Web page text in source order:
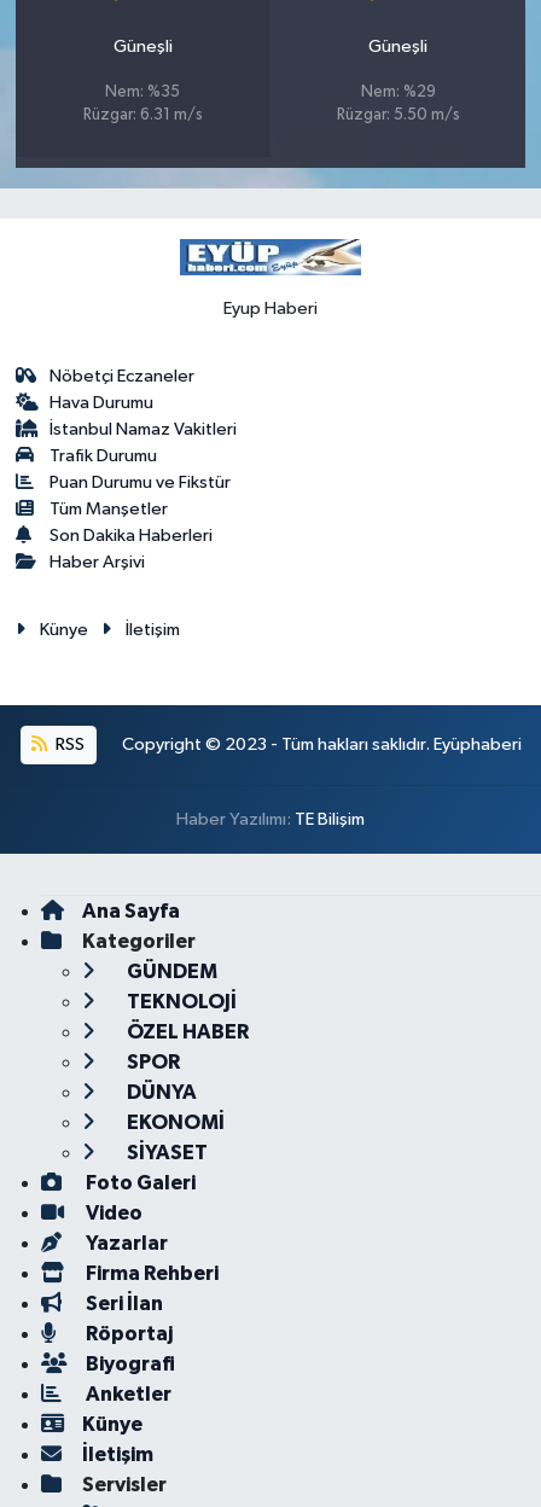
Güneşli
Nem: %35
Rüzgar: 6.31 m/s
Güneşli
Nem: %29
Rüzgar: 5.50 m/s
Eyup Haberi
Nöbetçi Eczaneler
Hava Durumu
İstanbul Namaz Vakitleri
Trafik Durumu
Puan Durumu ve Fikstür
Tüm Manşetler
Son Dakika Haberleri
Haber Arşivi
Künye İletişim
RSS Copyright © 2023 - Tüm hakları saklıdır. Eyüphaberi
Haber Yazılımı: TE Bilişim
Ana Sayfa
Kategoriler
GÜNDEM
TEKNOLOJİ
ÖZEL HABER
SPOR
DÜNYA
EKONOMİ
SİYASET
Foto Galeri
Video
Yazarlar
Firma Rehberi
Seri İlan
Röportaj
Biyografi
Anketler
Künye
İletişim
Servisler